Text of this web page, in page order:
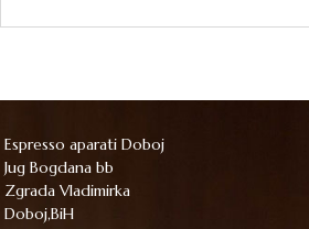
Espresso aparati Doboj
Jug Bogdana bb
Zgrada Vladimirka
Doboj,BiH